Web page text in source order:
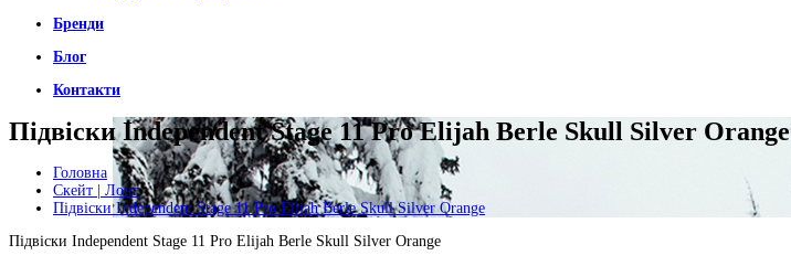
Бренди
Блог
Контакти
Підвіски Independent Stage 11 Pro Elijah Berle Skull Silver Orange
Головна
Скейт | Лонг
Підвіски Independent Stage 11 Pro Elijah Berle Skull Silver Orange
Підвіски Independent Stage 11 Pro Elijah Berle Skull Silver Orange